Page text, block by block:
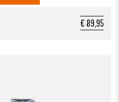
€ 89,95